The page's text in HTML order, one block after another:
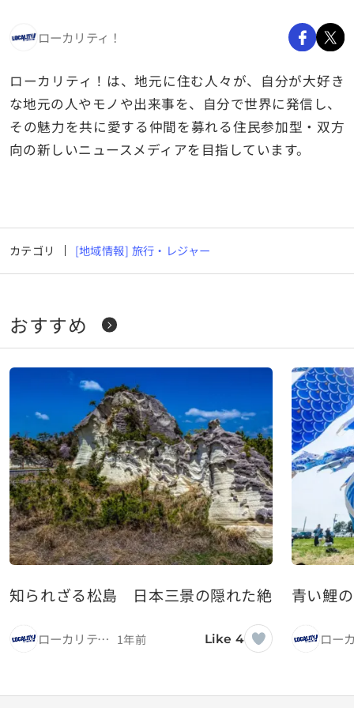
ローカリティ！
ローカリティ！は、地元に住む人々が、自分が大好き
な地元の人やモノや出来事を、自分で世界に発信し、
その魅力を共に愛する仲間を募れる住民参加型・双方
向の新しいニュースメディアを目指しています。
カテゴリ [地域情報] 旅行・レジャー
おすすめ
知られざる松島 日本三景の隠れた絶景スポッ
ローカリティ！ 1年前 Like 4
青い鯉